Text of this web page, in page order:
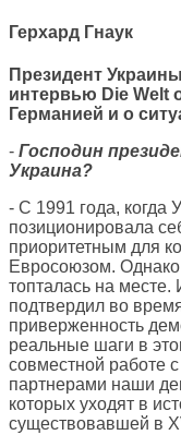
Герхард Гнаук
Президент
интервью Die Welt
Германией и о
- Господин
Украина?
- С 1991 года, когда
позиционировала
приоритетным для
Евросоюзом.
топталась на
подтвердил во
приверженность
реальные шаги в
совместной работе
партнерами наши
которых уходят в
существовавшей в